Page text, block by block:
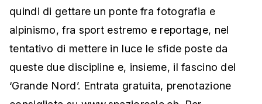
quindi di gettare un ponte fra fotografia e
alpinismo, fra sport estremo e reportage, nel
tentativo di mettere in luce le sfide poste da
queste due discipline e, insieme, il fascino del
‘Grande Nord’. Entrata gratuita, prenotazione